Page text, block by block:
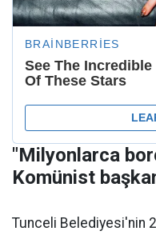
"Milyonlarca
Komünist
Tunceli Belediyesi'nin